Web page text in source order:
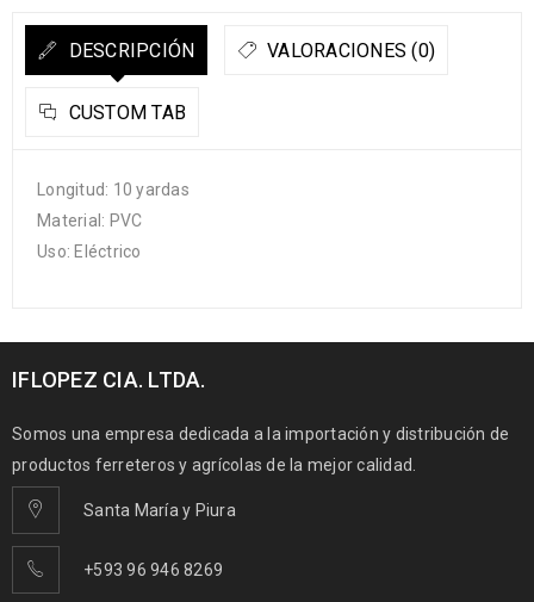
DESCRIPCIÓN VALORACIONES (0)
CUSTOM TAB
Longitud: 10 yardas
Material: PVC
Uso: Eléctrico
IFLOPEZ CIA. LTDA.
Somos una empresa dedicada a la importación y distribución de
productos ferreteros y agrícolas de la mejor calidad.
Santa María y Piura
+593 96 946 8269